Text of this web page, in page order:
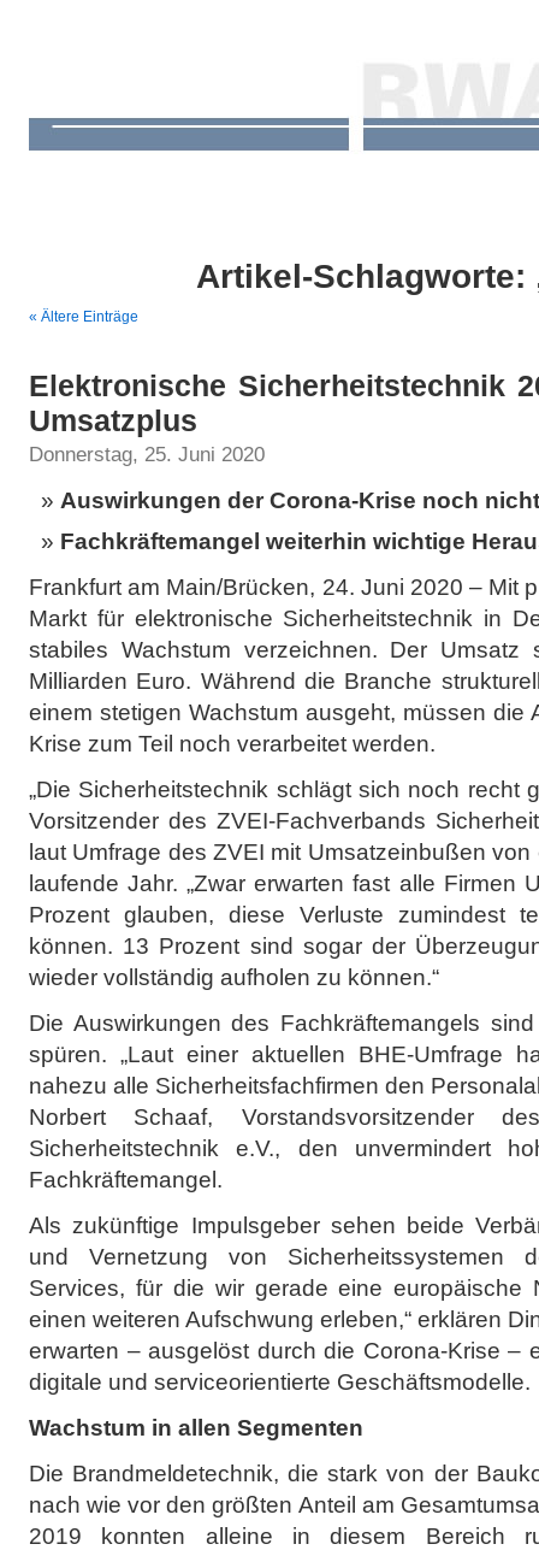
Artikel-Schlagworte:
« Ältere Einträge
Elektronische Sicherheitstechnik
Umsatzplus
Donnerstag, 25. Juni 2020
Auswirkungen der Corona-Krise noch
Fachkräftemangel weiterhin wichtige
Frankfurt am Main/Brücken, 24. Juni 2020 – Mit
Markt für elektronische Sicherheitstechnik in
stabiles Wachstum verzeichnen. Der
Milliarden Euro. Während die Branche
einem stetigen Wachstum ausgeht, müssen die
Krise zum Teil noch verarbeitet werden.
„Die Sicherheitstechnik schlägt sich noch recht
Vorsitzender des ZVEI-Fachverbands
laut Umfrage des ZVEI mit Umsatzeinbußen
laufende Jahr. „Zwar erwarten fast alle Firmen
Prozent glauben, diese Verluste zumindest
können. 13 Prozent sind sogar der
wieder vollständig aufholen zu können.“
Die Auswirkungen des Fachkräftemangels
spüren. „Laut einer aktuellen BHE-Umfrage
nahezu alle Sicherheitsfachfirmen den
Norbert Schaaf, Vorstandsvorsitzender
Sicherheitstechnik e.V., den unvermindert
Fachkräftemangel.
Als zukünftige Impulsgeber sehen beide
und Vernetzung von Sicherheitssystemen
Services, für die wir gerade eine europäische
einen weiteren Aufschwung erleben,“ erklären
erwarten – ausgelöst durch die Corona-Krise –
digitale und serviceorientierte Geschäftsmodelle.
Wachstum in allen Segmenten
Die Brandmeldetechnik, die stark von der
nach wie vor den größten Anteil am
2019 konnten alleine in diesem Bereich